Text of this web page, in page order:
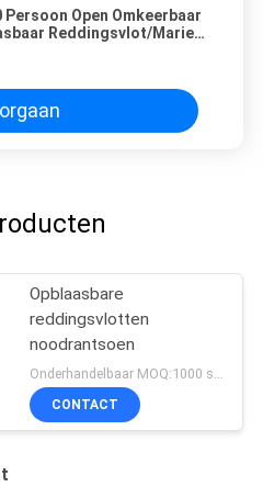
Persoon Open Omkeerbaar
Reddingsvlot/Marien
Opblaasbare
reddingsvlotten
noodrantsoen
Onderhandelbaar MOQ:1000 stuks
CONTACT